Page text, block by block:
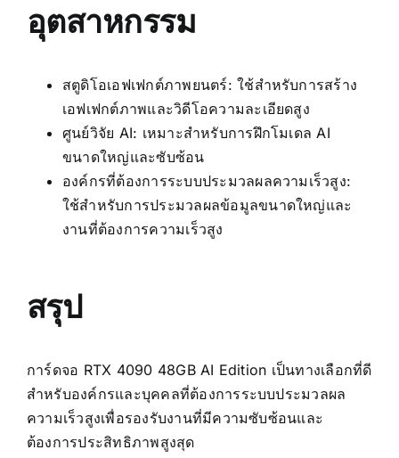
อุตสาหกรรม
สตูดิโอเอฟเฟกต์ภาพยนตร์: ใช้สำหรับการสร้าง
เอฟเฟกต์ภาพและวิดีโอความละเอียดสูง
ศูนย์วิจัย AI: เหมาะสำหรับการฝึกโมเดล AI
ขนาดใหญ่และซับซ้อน
องค์กรที่ต้องการระบบประมวลผลความเร็วสูง:
ใช้สำหรับการประมวลผลข้อมูลขนาดใหญ่และ
งานที่ต้องการความเร็วสูง
สรุป
การ์ดจอ RTX 4090 48GB AI Edition เป็นทางเลือกที่ดี
สำหรับองค์กรและบุคคลที่ต้องการระบบประมวลผล
ความเร็วสูงเพื่อรองรับงานที่มีความซับซ้อนและ
ต้องการประสิทธิภาพสูงสุด